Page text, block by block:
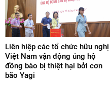
Liên hiệp các tổ chức hữu nghị
Việt Nam vận động ủng hộ
đồng bào bị thiệt hại bởi cơn
bão Yagi